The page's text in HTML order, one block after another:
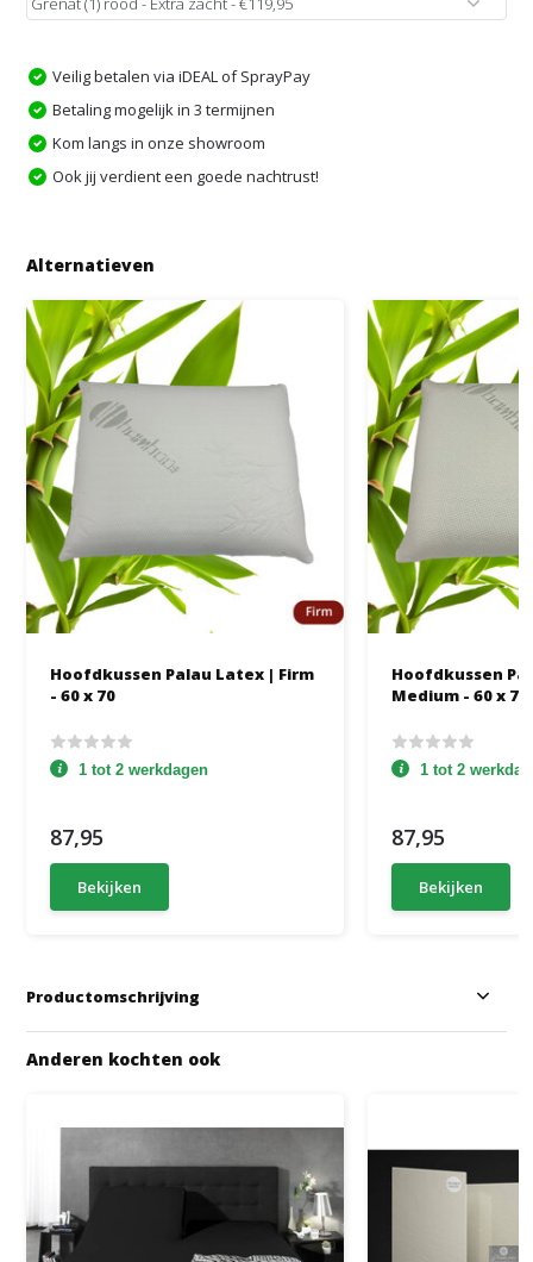
Veilig betalen via iDEAL of SprayPay
Betaling mogelijk in 3 termijnen
Kom langs in onze showroom
Ook jij verdient een goede nachtrust!
Alternatieven
Hoofdkussen Palau Latex | Firm
- 60 x 70
1 tot 2 werkdagen
87,95
Bekijken
Hoofdkussen
Medium - 60 x 70
1 tot 2
87,95
Bekijken
Productomschrijving
Anderen kochten ook